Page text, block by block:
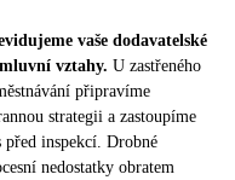
vaše dodavatelské
vztahy. U zastřeného
připravíme
strategii a zastoupíme
před inspekcí. Drobné
nedostatky obratem